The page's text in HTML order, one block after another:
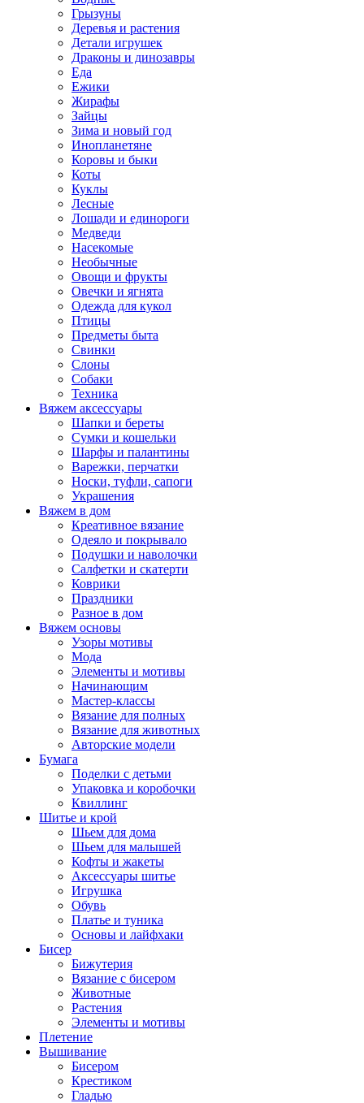
Грызуны
Деревья и растения
Детали игрушек
Драконы и динозавры
Еда
Ежики
Жирафы
Зайцы
Зима и новый год
Инопланетяне
Коровы и быки
Коты
Куклы
Лесные
Лошади и единороги
Медведи
Насекомые
Необычные
Овощи и фрукты
Овечки и ягнята
Одежда для кукол
Птицы
Предметы быта
Свинки
Слоны
Собаки
Техника
Вяжем аксессуары
Шапки и береты
Сумки и кошельки
Шарфы и палантины
Варежки, перчатки
Носки, туфли, сапоги
Украшения
Вяжем в дом
Креативное вязание
Одеяло и покрывало
Подушки и наволочки
Салфетки и скатерти
Коврики
Праздники
Разное в дом
Вяжем основы
Узоры мотивы
Мода
Элементы и мотивы
Начинающим
Мастер-классы
Вязание для полных
Вязание для животных
Авторские модели
Бумага
Поделки с детьми
Упаковка и коробочки
Квиллинг
Шитье и крой
Шьем для дома
Шьем для малышей
Кофты и жакеты
Аксессуары шитье
Игрушка
Обувь
Платье и туника
Основы и лайфхаки
Бисер
Бижутерия
Вязание с бисером
Животные
Растения
Элементы и мотивы
Плетение
Вышивание
Бисером
Крестиком
Гладью